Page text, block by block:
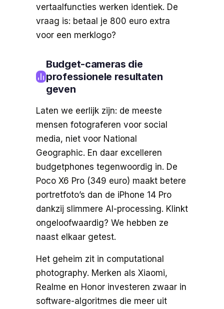
vertaalfuncties werken identiek. De
vraag is: betaal je 800 euro extra
voor een merklogo?
Budget-cameras die
professionele resultaten
geven
Laten we eerlijk zijn: de meeste
mensen fotograferen voor social
media, niet voor National
Geographic. En daar excelleren
budgetphones tegenwoordig in. De
Poco X6 Pro (349 euro) maakt betere
portretfoto’s dan de iPhone 14 Pro
dankzij slimmere AI-processing. Klinkt
ongeloofwaardig? We hebben ze
naast elkaar getest.
Het geheim zit in computational
photography. Merken als Xiaomi,
Realme en Honor investeren zwaar in
software-algoritmes die meer uit